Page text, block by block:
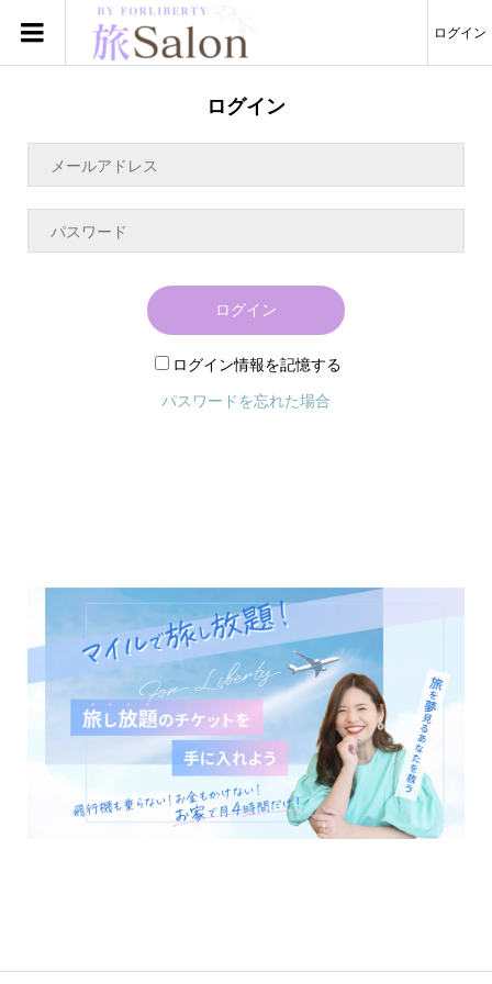
ログイン
ログイン
ログイン
ログイン情報を記憶する
パスワードを忘れた場合